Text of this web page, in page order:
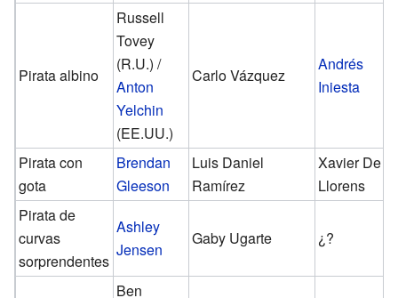
Pirata albino
Russell
Tovey
(R.U.) /
Anton
Yelchin
(EE.UU.)
Carlo Vázquez
Andrés
Iniesta
Pirata con
gota
Brendan
Gleeson
Luis Daniel
Ramírez
Xavier De
Llorens
Pirata de
curvas
sorprendentes
Ashley
Jensen
Gaby Ugarte ¿?
Ben